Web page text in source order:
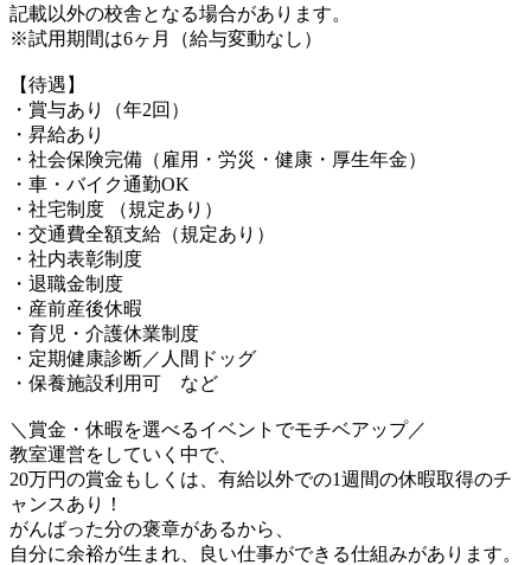
記載以外の校舎となる場合があります。
※試用期間は6ヶ月（給与変動なし）
【待遇】
・賞与あり（年2回）
・昇給あり
・社会保険完備（雇用・労災・健康・厚生年金）
・車・バイク通勤OK
・社宅制度 （規定あり）
・交通費全額支給（規定あり）
・社内表彰制度
・退職金制度
・産前産後休暇
・育児・介護休業制度
・定期健康診断／人間ドッグ
・保養施設利用可 など
＼賞金・休暇を選べるイベントでモチベアップ／
教室運営をしていく中で、
20万円の賞金もしくは、有給以外での1週間の休暇取得のチ
ャンスあり！
がんばった分の褒章があるから、
自分に余裕が生まれ、良い仕事ができる仕組みがあります。